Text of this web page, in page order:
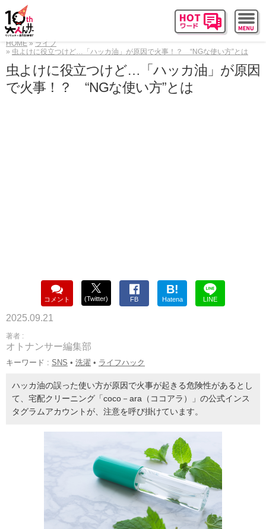
HOME
ライフ
虫よけに役立つけど…「ハッカ油」が原因で火事！？ “NGな使い方”とは
虫よけに役立つけど…「ハッカ油」が原因
で火事！？ “NGな使い方”とは
コメント (Twitter) FB
B!
Hatena LINE
2025.09.21
著者 :
オトナンサー編集部
キーワード : SNS • 洗濯 • ライフハック
ハッカ油の誤った使い方が原因で火事が起きる危険性があるとし
て、宅配クリーニング「coco－ara（ココアラ）」の公式インス
タグラムアカウントが、注意を呼び掛けています。